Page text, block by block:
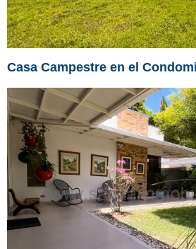
Casa Campestre en el